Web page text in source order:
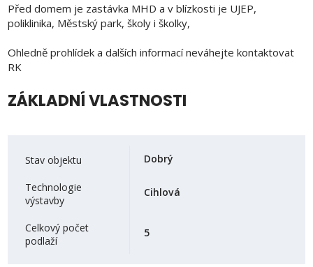
Před domem je zastávka MHD a v blízkosti je UJEP,
poliklinika, Městský park, školy i školky,
Ohledně prohlídek a dalších informací neváhejte kontaktovat
RK
ZÁKLADNÍ VLASTNOSTI
Stav objektu Dobrý
Technologie
výstavby
Cihlová
Celkový počet
podlaží
5